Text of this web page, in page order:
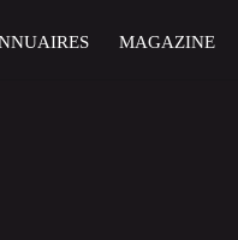
MAGAZINE